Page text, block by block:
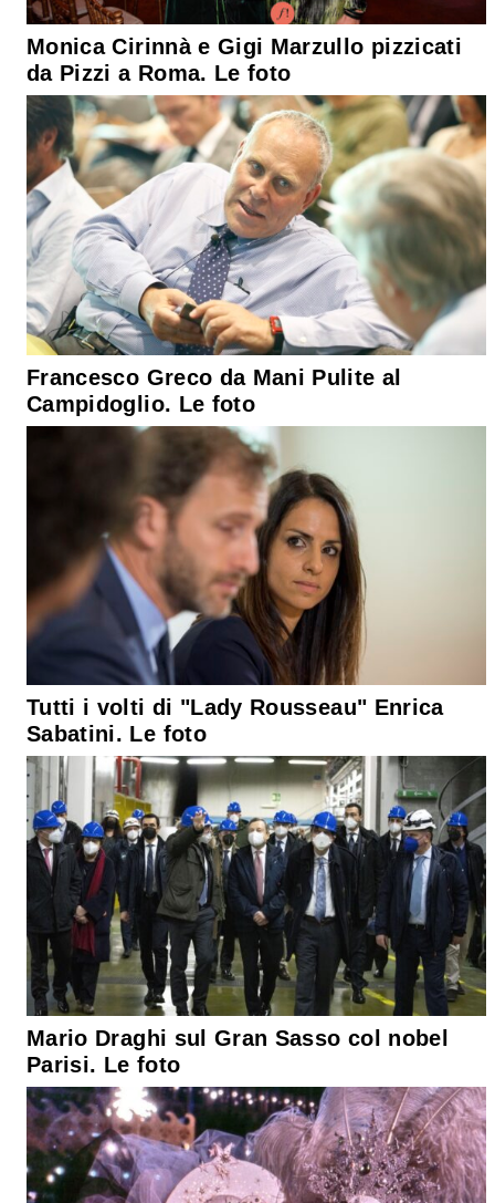
Monica Cirinnà e Gigi Marzullo pizzicati
da Pizzi a Roma. Le foto
Francesco Greco da Mani Pulite al
Campidoglio. Le foto
Tutti i volti di "Lady Rousseau" Enrica
Sabatini. Le foto
Mario Draghi sul Gran Sasso col nobel
Parisi. Le foto